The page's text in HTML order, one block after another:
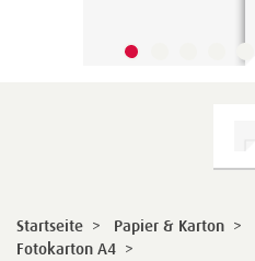
Startseite > Papier & Karton >
Fotokarton A4 >